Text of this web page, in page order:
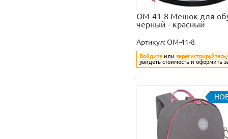
OM-41-8 Мешок для
черный - красный
Артикул:OM-41-8
Войдите или зарегистрируйтесь
увидеть стоимость и оформить